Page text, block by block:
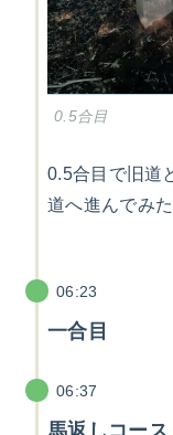
0.5合目
0.5合目で旧道
道へ進んでみ
06:23
一合目
06:37
馬返しコー